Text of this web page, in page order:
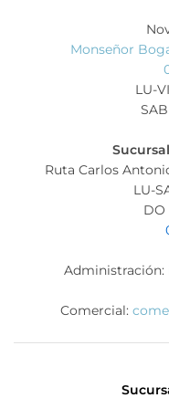
Monseñor
LU-
Ruta Carlos
LU-
DO
Administración:
Comercial: